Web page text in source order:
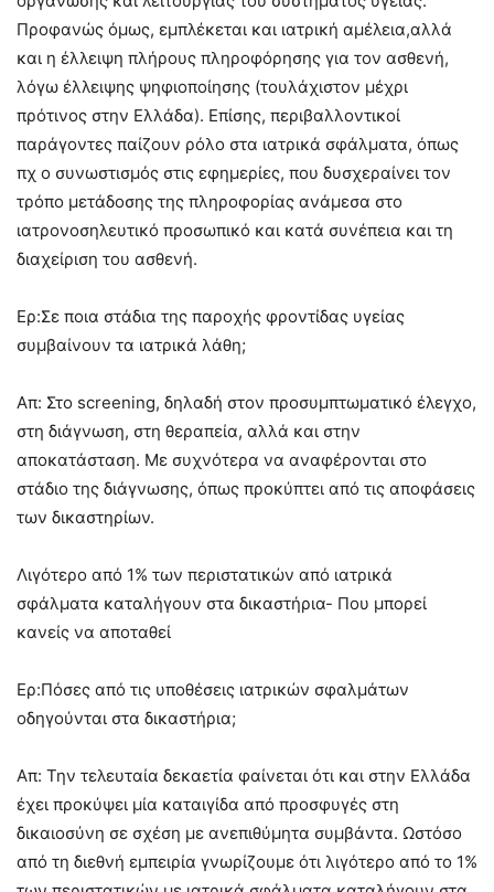
Προφανώς όμως, εμπλέκεται και ιατρική αμέλεια,αλλά
και η έλλειψη πλήρους πληροφόρησης για τον ασθενή,
λόγω έλλειψης ψηφιοποίησης (τουλάχιστον μέχρι
πρότινος στην Ελλάδα). Επίσης, περιβαλλοντικοί
παράγοντες παίζουν ρόλο στα ιατρικά σφάλματα, όπως
πχ ο συνωστισμός στις εφημερίες, που δυσχεραίνει τον
τρόπο μετάδοσης της πληροφορίας ανάμεσα στο
ιατρονοσηλευτικό προσωπικό και κατά συνέπεια και τη
διαχείριση του ασθενή.
Ερ:Σε ποια στάδια της παροχής φροντίδας υγείας
συμβαίνουν τα ιατρικά λάθη;
Απ: Στο screening, δηλαδή στον προσυμπτωματικό έλεγχο,
στη διάγνωση, στη θεραπεία, αλλά και στην
αποκατάσταση. Με συχνότερα να αναφέρονται στο
στάδιο της διάγνωσης, όπως προκύπτει από τις αποφάσεις
των δικαστηρίων.
Λιγότερο από 1% των περιστατικών από ιατρικά
σφάλματα καταλήγουν στα δικαστήρια- Που μπορεί
κανείς να αποταθεί
Ερ:Πόσες από τις υποθέσεις ιατρικών σφαλμάτων
οδηγούνται στα δικαστήρια;
Απ: Την τελευταία δεκαετία φαίνεται ότι και στην Ελλάδα
έχει προκύψει μία καταιγίδα από προσφυγές στη
δικαιοσύνη σε σχέση με ανεπιθύμητα συμβάντα. Ωστόσο
από τη διεθνή εμπειρία γνωρίζουμε ότι λιγότερο από το 1%